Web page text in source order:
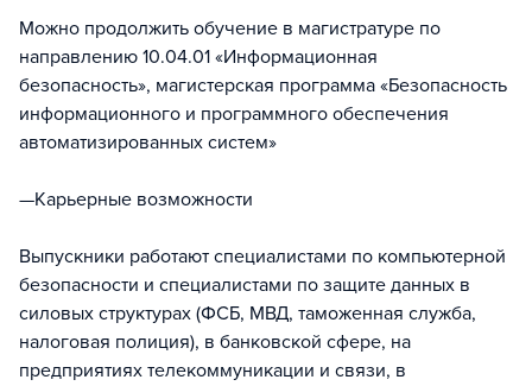
Можно продолжить обучение в магистратуре по
направлению 10.04.01 «Информационная
безопасность», магистерская программа «Безопасность
информационного и программного обеспечения
автоматизированных систем»
—Карьерные возможности
Выпускники работают специалистами по компьютерной
безопасности и специалистами по защите данных в
силовых структурах (ФСБ, МВД, таможенная служба,
налоговая полиция), в банковской сфере, на
предприятиях телекоммуникации и связи, в